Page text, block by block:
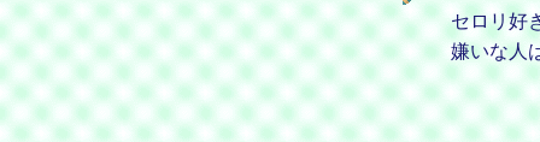
セロリ好
嫌いな人